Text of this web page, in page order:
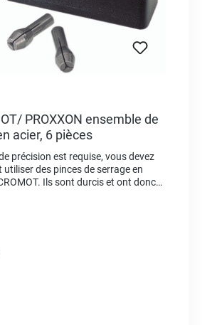
PROXXON ensemble de
acier, 6 pièces
précision est requise, vous devez
des pinces de serrage en
Ils sont durcis et ont donc
en raison du serrage absolument
Contenu 6 pièces, chaque pièce 1,0
- 3,0 et 3,2 mm. Incl. Prise pour le